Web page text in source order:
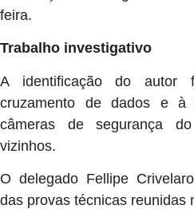
feira.
Trabalho investigativo
A identificação do autor
cruzamento de dados e à
câmeras de segurança
vizinhos.
O delegado Fellipe
das provas técnicas reunidas